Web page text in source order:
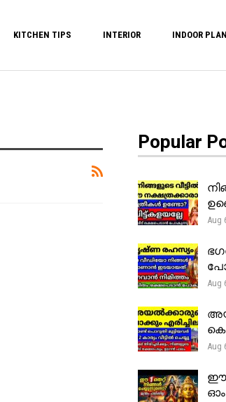
KITCHEN TIPS INTERIOR INDOOR
Popular
Aug
Aug
Aug
ഓം